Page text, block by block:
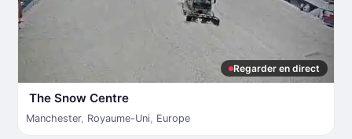
Regarder en direct
The Snow Centre
Manchester, Royaume-Uni, Europe